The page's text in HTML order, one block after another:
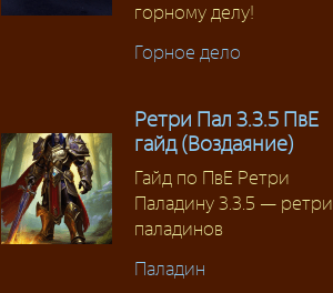
горному делу!
Горное дело
Ретри Пал 3.3.5 ПвЕ
гайд (Воздаяние)
Гайд по ПвЕ Ретри
Паладину 3.3.5 — ретри
паладинов
Паладин